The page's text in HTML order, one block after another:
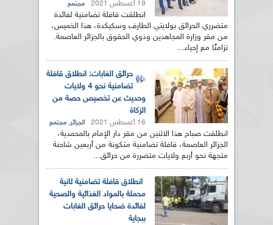
19 أغسطس 2021 مجتمع
انطلقت قافلة تضامنية لفائدة
متضرري الحرائق بولايتي الطارف وسكيكدة، هذا الخميس،
من مقر وزارة المجاهدين وذوي الحقوق بالجزائر العاصمة.
تزامنًا مع إحياء...
حرائق الغابات: انطلاق قافلة
تضامنية نحو 4 ولايات
وحديث عن تخصيص حصة من
الزكاة
16 أغسطس 2021 الجزائر, مجتمع
انطلقت صباح هذا الاثنين من مقر دار الإمام بالمحمدية،
الجزائر العاصمة، قافلة تضامنية متكونة من أربعين شاحنة
متجهة نحو أربع ولايات متضررة من حرائق...
انطلاق قافلة تضامنية ثانية
محملة بالمواد الغذائية والصحية
لفائدة ضحايا حرائق الغابات
ببجاية